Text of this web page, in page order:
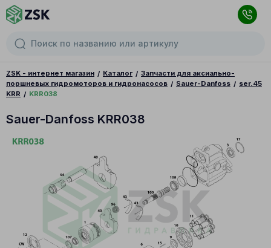
ZSK - интернет магазин Каталог
Запчасти для аксиально-
поршневых гидромоторов и гидронасосов
Sauer-Danfoss
ser.45
KRR
KRR038
Sauer-Danfoss KRR038